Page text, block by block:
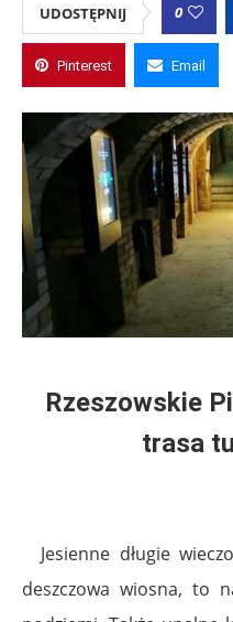
UDOSTĘPNIJ 0
Pinterest Email
Rzeszowskie
trasa
Jesienne długie
deszczowa wiosna, to